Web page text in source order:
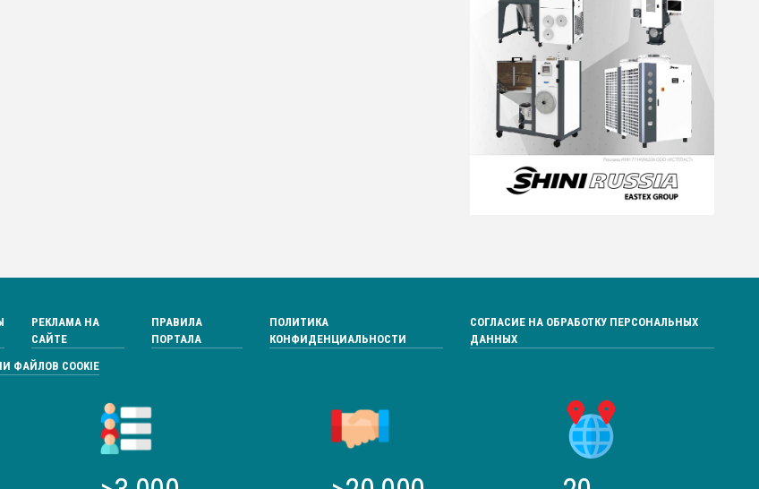
РЕКЛАМА НА
САЙТЕ
ПРАВИЛА
ПОРТАЛА
ПОЛИТИКА
КОНФИДЕНЦИАЛЬНОСТИ
СОГЛАСИЕ НА ОБРАБОТКУ ПЕРСОНАЛЬНЫХ
ДАННЫХ
ФАЙЛОВ COOKIE